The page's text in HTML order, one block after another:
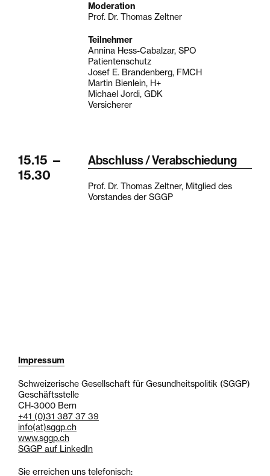
Moderation
Prof. Dr. Thomas Zeltner
Teilnehmer
Annina Hess-Cabalzar, SPO
Patientenschutz
Josef E. Brandenberg, FMCH
Martin Bienlein, H+
Michael Jordi, GDK
Versicherer
15.15 —
15.30
Abschluss / Verabschiedung
Prof. Dr. Thomas Zeltner, Mitglied des
Vorstandes der SGGP
Impressum
Schweizerische Gesellschaft für Gesundheitspolitik (SGGP)
Geschäftsstelle
CH-3000 Bern
+41 (0)31 387 37 39
info(at)sggp.ch
www.sggp.ch
SGGP auf LinkedIn
Sie erreichen uns telefonisch: